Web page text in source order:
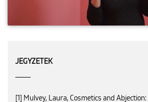
JEGYZETEK
[1] Mulvey, Laura, Cosmetics and